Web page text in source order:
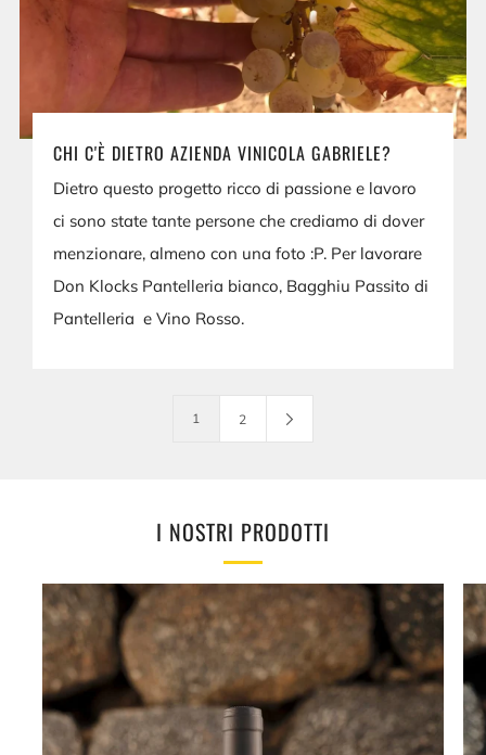
CHI C'È DIETRO AZIENDA VINICOLA GABRIELE?
Dietro questo progetto ricco di passione e lavoro
ci sono state tante persone che crediamo di dover
menzionare, almeno con una foto :P. Per lavorare
Don Klocks Pantelleria bianco, Bagghiu Passito di
Pantelleria e Vino Rosso.
1 2
I NOSTRI PRODOTTI